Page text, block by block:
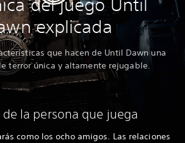
del juego Until
explicada
que hacen de Until Dawn una
terror única y altamente rejugable.
la persona que juega
como los ocho amigos. Las relaciones